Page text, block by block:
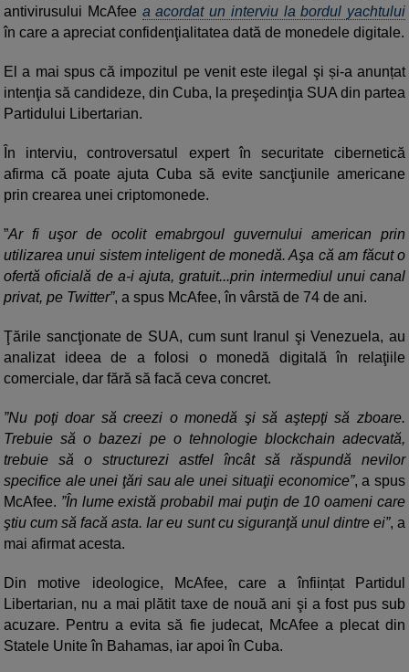
antivirusului McAfee a acordat un interviu la bordul yachtului
în care a apreciat confidenţialitatea dată de monedele digitale.
El a mai spus că impozitul pe venit este ilegal şi și-a anunțat
intenţia să candideze, din Cuba, la preşedinţia SUA din partea
Partidului Libertarian.
În interviu, controversatul expert în securitate cibernetică
afirma că poate ajuta Cuba să evite sancţiunile americane
prin crearea unei criptomonede.
”Ar fi uşor de ocolit emabrgoul guvernului american prin
utilizarea unui sistem inteligent de monedă. Aşa că am făcut o
ofertă oficială de a-i ajuta, gratuit...prin intermediul unui canal
privat, pe Twitter”, a spus McAfee, în vârstă de 74 de ani.
Ţările sancţionate de SUA, cum sunt Iranul şi Venezuela, au
analizat ideea de a folosi o monedă digitală în relaţiile
comerciale, dar fără să facă ceva concret.
”Nu poţi doar să creezi o monedă şi să aştepţi să zboare.
Trebuie să o bazezi pe o tehnologie blockchain adecvată,
trebuie să o structurezi astfel încât să răspundă nevilor
specifice ale unei ţări sau ale unei situaţii economice”, a spus
McAfee. ”În lume există probabil mai puţin de 10 oameni care
ştiu cum să facă asta. Iar eu sunt cu siguranţă unul dintre ei”, a
mai afirmat acesta.
Din motive ideologice, McAfee, care a înființat Partidul
Libertarian, nu a mai plătit taxe de nouă ani şi a fost pus sub
acuzare. Pentru a evita să fie judecat, McAfee a plecat din
Statele Unite în Bahamas, iar apoi în Cuba.